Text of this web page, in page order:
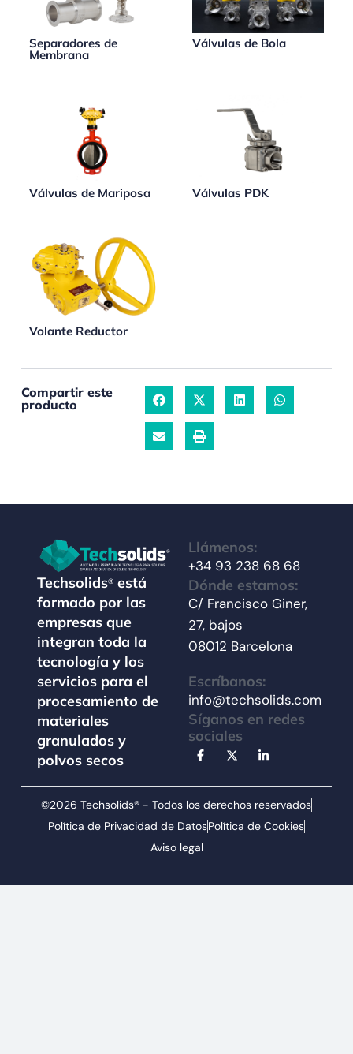
Separadores de
Membrana
Válvulas de Bola
Válvulas de Mariposa Válvulas PDK
Volante Reductor
Compartir este
producto
Techsolids®está
formado por las
empresas que
integran toda la
tecnología y los
servicios para el
procesamiento de
materiales
granulados y
polvos secos
Llámenos:
+34 93 238 68 68
Dónde estamos:
C/ Francisco Giner,
27, bajos
08012 Barcelona
Escríbanos:
info@techsolids.com
Síganos en redes
sociales
©2026 Techsolids® - Todos los derechos reservados
Política de Privacidad de DatosPolítica de Cookies
Aviso legal